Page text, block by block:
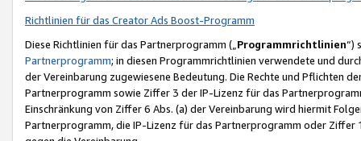
Richtlinien für das Creator Ads Boost-Programm
Diese Richtlinien für das Partnerprogramm („Programmrichtlinien“)
Partnerprogramm; in diesen Programmrichtlinien verwendete und
der Vereinbarung zugewiesene Bedeutung. Die Rechte und Pflichten
Partnerprogramm sowie Ziffer 3 der IP-Lizenz für das
Einschränkung von Ziffer 6 Abs. (a) der Vereinbarung wird hiermit
Partnerprogramm, die IP-Lizenz für das Partnerprogramm oder